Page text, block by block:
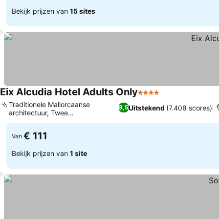
Bekijk prijzen van 15 sites
Eix Alcudia Hotel Adults Only4 Sterren
8,5Uitstekend (7.408 scores)
Traditionele Mallorcaanse
architectuur, Twee
buitenzwembaden
Van € 111
Bekijk prijzen van 1 site